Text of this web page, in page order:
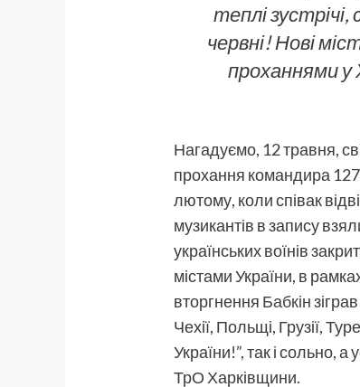
теплі
червні! Нові
проханнями у
Нагадуємо, 12 травня,
прохання командира
лютому, коли співак
музикантів в запису
українських воїнів
містами України, в
вторгнення Бабкін
Чехії, Польщі, Грузії,
України!”, так і сольно,
ТрО Харківщини.